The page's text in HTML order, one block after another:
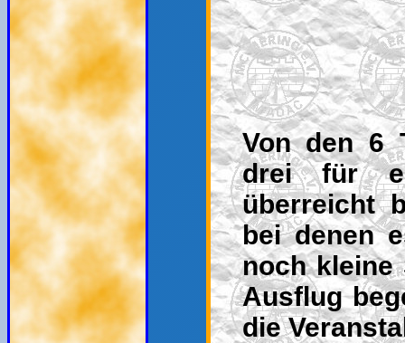
Von den 6
drei für
überreicht
bei denen
noch kleine
Ausflug
die